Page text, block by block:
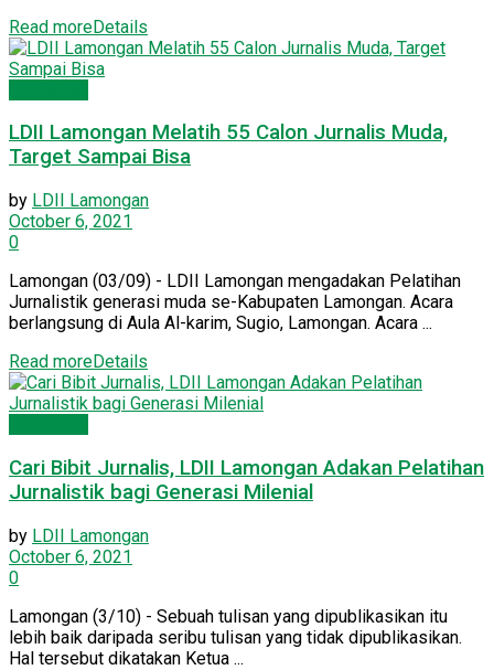
Read moreDetails
LDII Lamongan Melatih 55 Calon Jurnalis Muda,
Target Sampai Bisa
by LDII Lamongan
October 6, 2021
0
Lamongan (03/09) - LDII Lamongan mengadakan Pelatihan
Jurnalistik generasi muda se-Kabupaten Lamongan. Acara
berlangsung di Aula Al-karim, Sugio, Lamongan. Acara ...
Read moreDetails
Cari Bibit Jurnalis, LDII Lamongan Adakan Pelatihan
Jurnalistik bagi Generasi Milenial
by LDII Lamongan
October 6, 2021
0
Lamongan (3/10) - Sebuah tulisan yang dipublikasikan itu
lebih baik daripada seribu tulisan yang tidak dipublikasikan.
Hal tersebut dikatakan Ketua ...